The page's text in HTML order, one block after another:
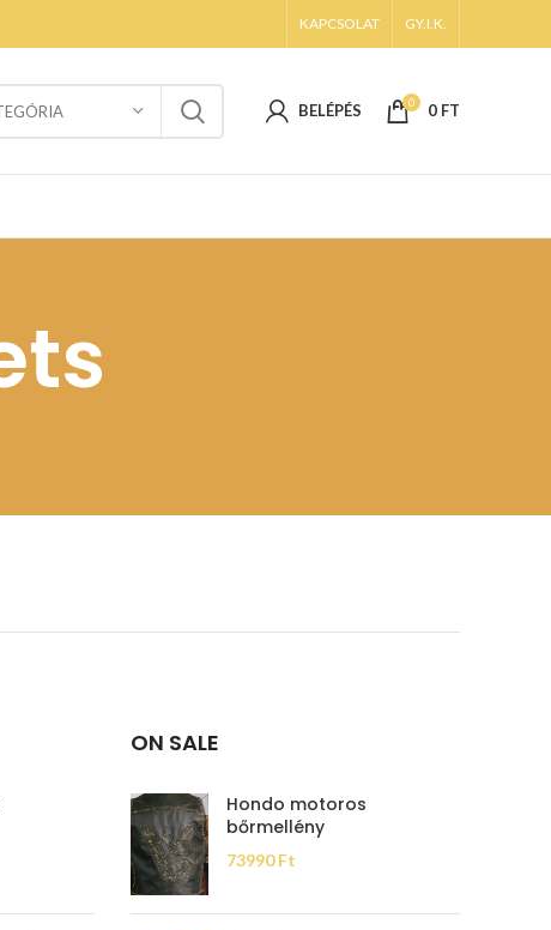
KAPCSOLAT GY.I.K.
BELÉPÉS 0 0 FT
ON SALE
Hondo motoros
bőrmellény
73990Ft